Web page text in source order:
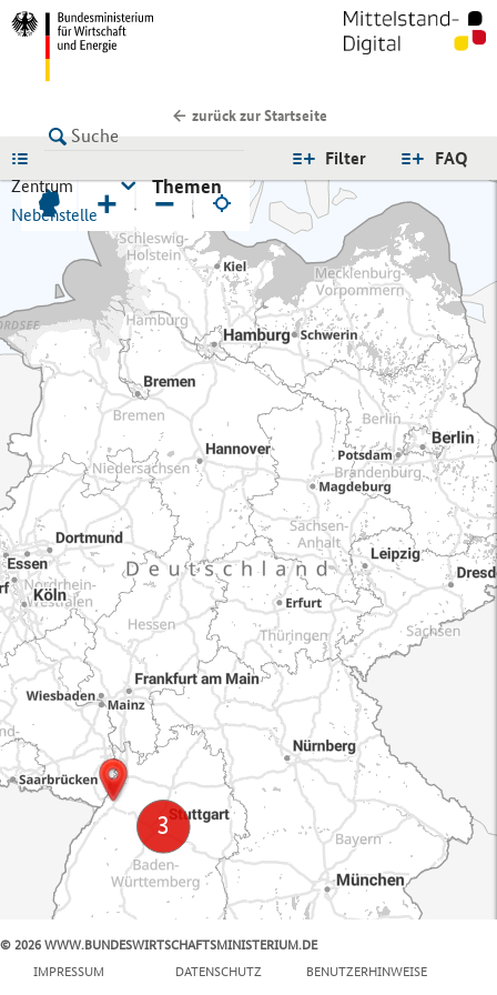
zurück zur Startseite
FAQ
Filter
Zentrum
Nebenstelle
Themen
+ −
© 2026 WWW.BUNDESWIRTSCHAFTSMINISTERIUM.DE
IMPRESSUM
DATENSCHUTZ BENUTZERHINWEISE